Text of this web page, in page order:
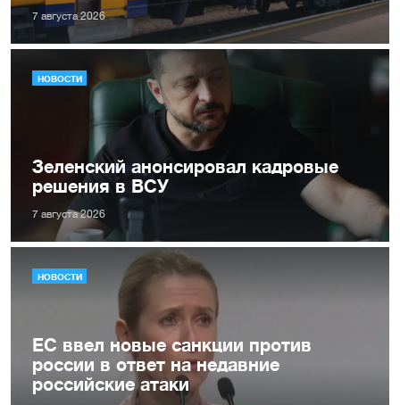
7 августа 2026
НОВОСТИ
Зеленский анонсировал кадровые
решения в ВСУ
7 августа 2026
НОВОСТИ
ЕС ввел новые санкции против
россии в ответ на недавние
российские атаки